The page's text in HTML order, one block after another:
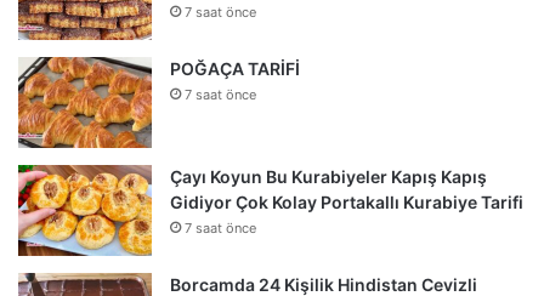
7 saat önce
POĞAÇA TARİFİ
7 saat önce
Çayı Koyun Bu Kurabiyeler Kapış Kapış
Gidiyor Çok Kolay Portakallı Kurabiye Tarifi
7 saat önce
Borcamda 24 Kişilik Hindistan Cevizli